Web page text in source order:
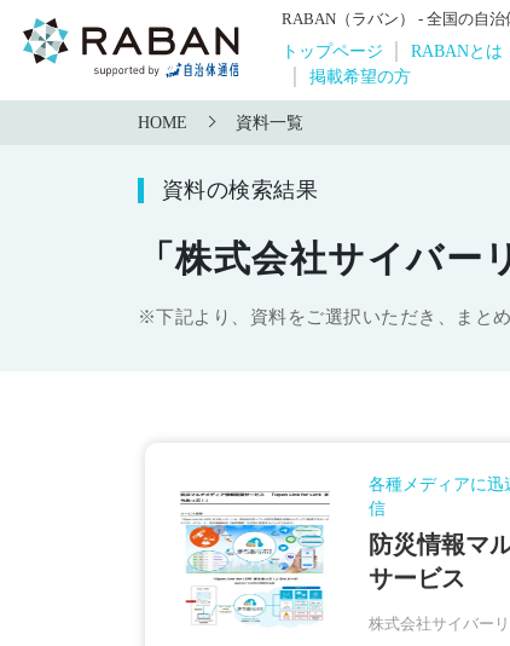
RABAN（ラバン） - 全国の自
トップページ RABANとは
掲載希望の方
HOME 資料一覧
資料の検索結果
「株式会社サイバー
※下記より、資料をご選択いただき、まと
各種メディアに迅
信
防災情報マ
サービス
株式会社サイバー